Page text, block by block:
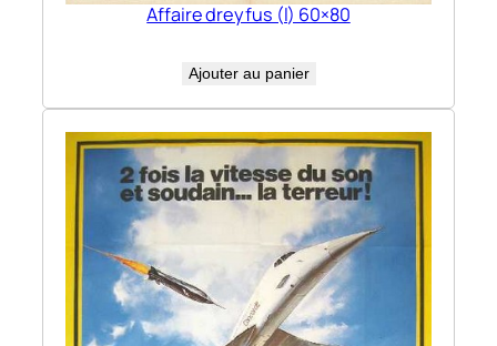
Affaire dreyfus (l) 60×80
Ajouter au panier